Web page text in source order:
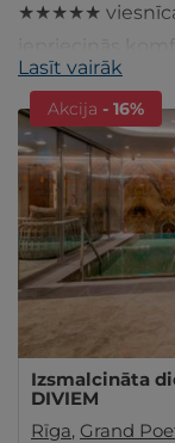
★★★★★ viesnīca
iepriecinās
SPA procedūras
Lasīt vairāk
Akcija - 16%
Izsmalcināta
DIVIEM
Rīga, Grand